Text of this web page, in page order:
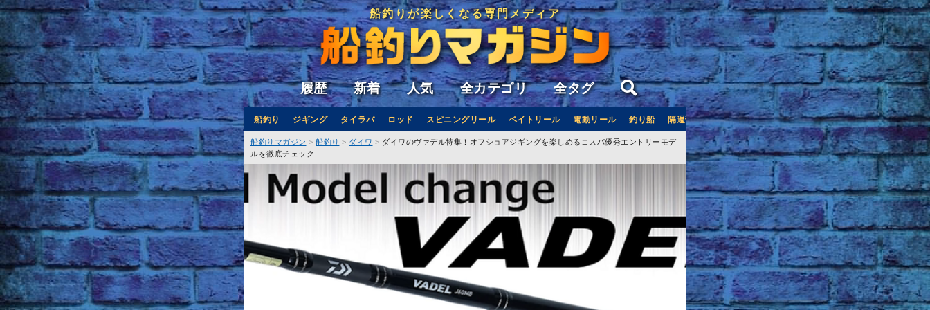
船釣りが楽しくなる専門メディア
履歴 新着 人気 全カテゴリ 全タグ
船釣り ジギング タイラバ ロッド スピニングリール ベイトリール 電動リール 釣り船 隔週刊つり情報 釣り船予約サイト「釣割」
船釣りマガジン 船釣り ダイワ
ダイワのヴァデル特集！オフショアジギングを楽しめるコスパ優秀エントリーモデ
ルを徹底チェック